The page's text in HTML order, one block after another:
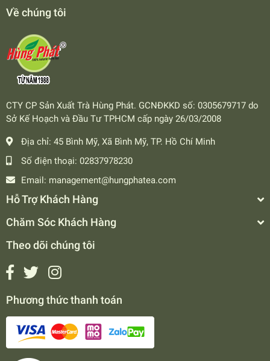
Về chúng tôi
CTY CP Sản Xuất Trà Hùng Phát. GCNĐKKD số: 0305679717 do
Sở Kế Hoạch và Đầu Tư TPHCM cấp ngày 26/03/2008
Địa chỉ: 45 Bình Mỹ, Xã Bình Mỹ, TP. Hồ Chí Minh
Số điện thoại: 02837978230
Email: management@hungphatea.com
Hỗ Trợ Khách Hàng
Chăm Sóc Khách Hàng
Theo dõi chúng tôi
Phương thức thanh toán